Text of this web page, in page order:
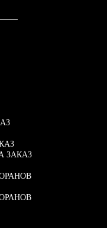
ЗАКАЗ